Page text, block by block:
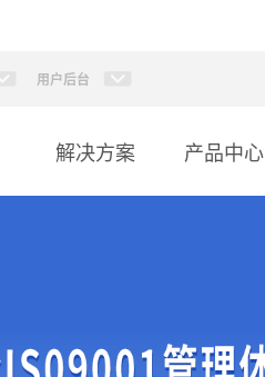
用户后台
解决方案 产品中心